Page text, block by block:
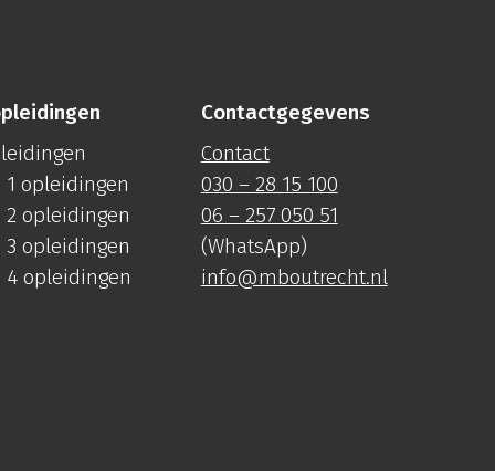
1 opleidingen
2 opleidingen
3 opleidingen
4 opleidingen
Contactgegevens
Contact
030 – 28 15 100
06 – 257 050 51
(WhatsApp)
info@mboutrecht.nl